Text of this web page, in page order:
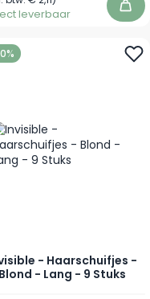
leverbaar In
- Haarschuifjes -
Blond - Lang - 9 Stuks